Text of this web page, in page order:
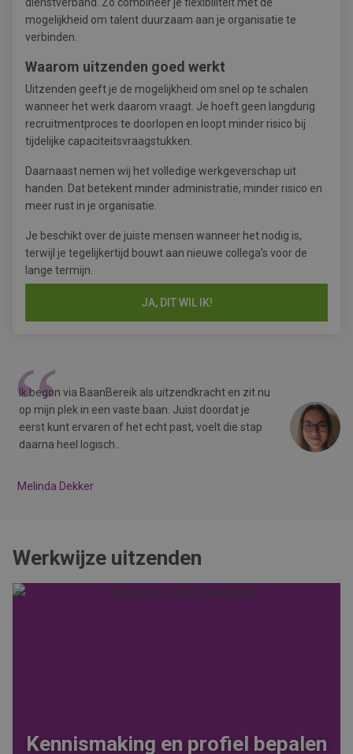
mogelijkheid om talent duurzaam aan je organisatie te
verbinden.
Waarom uitzenden goed werkt
Uitzenden geeft je de mogelijkheid om snel op te schalen
wanneer het werk daarom vraagt. Je hoeft geen langdurig
recruitmentproces te doorlopen en loopt minder risico bij
tijdelijke capaciteitsvraagstukken.
Daarnaast nemen wij het volledige werkgeverschap uit
handen. Dat betekent minder administratie, minder risico en
meer rust in je organisatie.
Je beschikt over de juiste mensen wanneer het nodig is,
terwijl je tegelijkertijd bouwt aan nieuwe collega’s voor de
lange termijn.
JA, DIT WIL IK!
Ik begon via BaanBereik als uitzendkracht en zit nu
op mijn plek in een vaste baan. Juist doordat je
eerst kunt ervaren of het echt past, voelt die stap
daarna heel logisch..
Melinda Dekker
Werkwijze uitzenden
Kennismaking en profiel bepalen